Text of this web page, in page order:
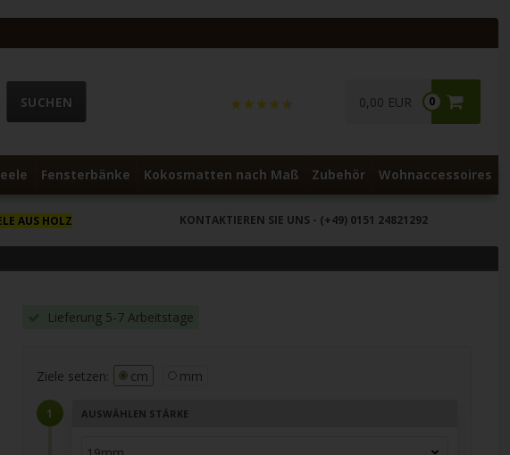
0
0,00 EUR
Fensterbänke Kokosmatten nach Maß Zubehör Wohnaccessoires
AUS HOLZ KONTAKTIEREN SIE UNS - (+49) 0151 24821292
Lieferung 5-7 Arbeitstage
Ziele setzen: cm mm
AUSWÄHLEN STÄRKE